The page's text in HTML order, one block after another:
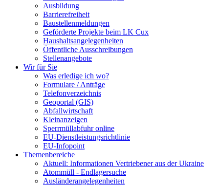
Ausbildung
Barrierefreiheit
Baustellenmeldungen
Geförderte Projekte beim LK Cux
Haushaltsangelegenheiten
Öffentliche Ausschreibungen
Stellenangebote
Wir für Sie
Was erledige ich wo?
Formulare / Anträge
Telefonverzeichnis
Geoportal (GIS)
Abfallwirtschaft
Kleinanzeigen
Sperrmüllabfuhr online
EU-Dienstleistungsrichtlinie
EU-Infopoint
Themenbereiche
Aktuell: Informationen Vertriebener aus der Ukraine
Atommüll - Endlagersuche
Ausländerangelegenheiten